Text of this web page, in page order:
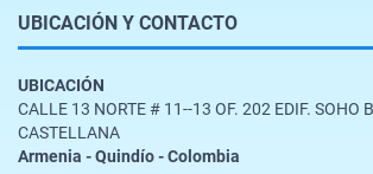
UBICACIÓN Y CONTACTO
UBICACIÓN
CALLE 13 NORTE # 11--13 OF. 202 EDIF. SOHO
CASTELLANA
Armenia - Quindío - Colombia